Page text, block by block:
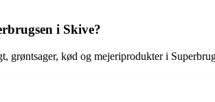
i Skive?
grøntsager, kød og mejeriprodukter i